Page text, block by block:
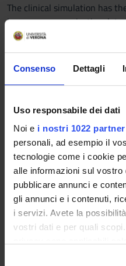
Consenso Dettagli
Uso responsabile dei dati
Noi e i nostri 1022 partner
personali, ad esempio il
tecnologie come i cookie
alle informazioni sul vostro
pubblicare annunci e
gli annunci e i contenuti,
i servizi. Avete la
vostri dati e per quali
The clinical simulation has
learn some organizational,
skills in safe setting.
develop in the student the
method and role-playing .
reduce the emotional impact
setting. Also, the clinical
practice. The clinical
settings, where a tutor or
group of students.
Prerequisites and
Critical area nursing Ethics
practice, organization of